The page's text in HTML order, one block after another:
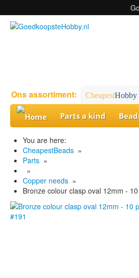
Ons assortiment: CheapestHobby
Parts a kind
You are here:
CheapestBeads »
Parts »
»
Copper needs »
Bronze colour clasp oval 12mm -